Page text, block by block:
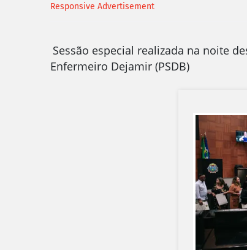
Responsive Advertisement
Sessão especial realizada na noite
Enfermeiro Dejamir (PSDB)